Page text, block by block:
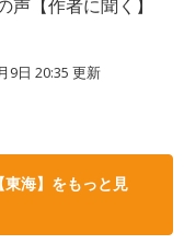
声【作者に聞く】
9日 20:35 更新
海】をもっと見